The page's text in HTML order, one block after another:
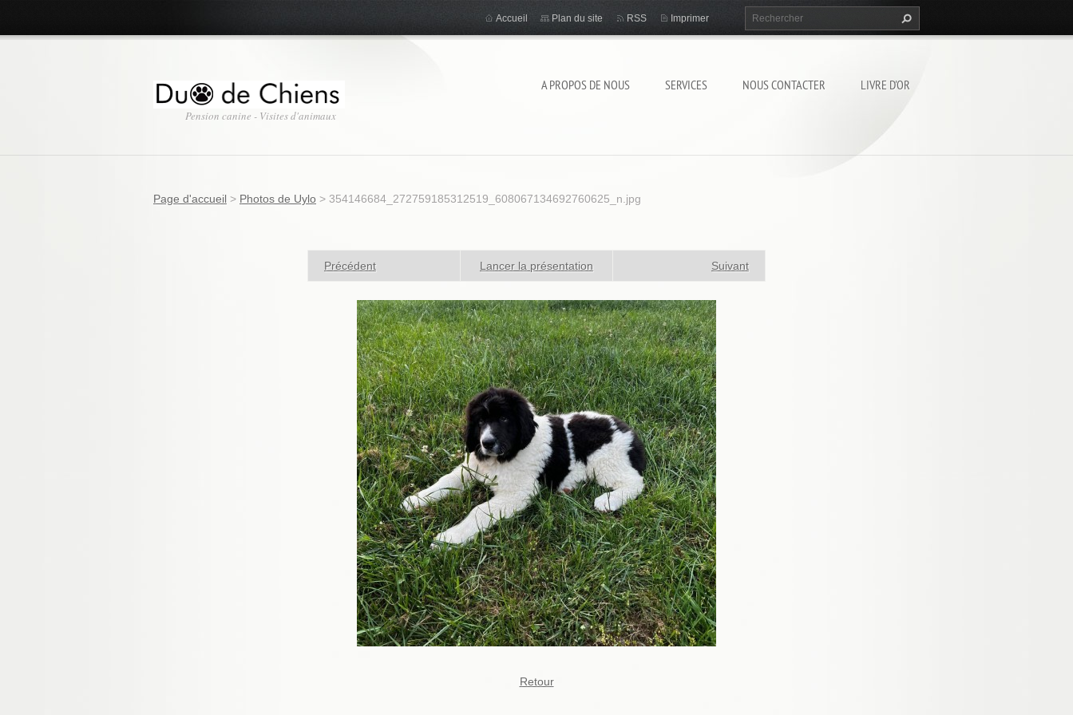
Pension canine - Visites d'animaux
A PROPOS DE NOUS SERVICES NOUS CONTACTER LIVRE D'OR
Accueil Plan du site RSS Imprimer
Page d'accueil > Photos de Uylo > 354146684_272759185312519_608067134692760625_n.jpg
Précédent Lancer la présentation Suivant
Retour